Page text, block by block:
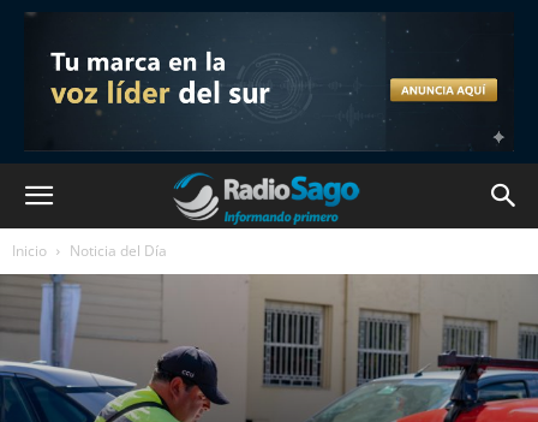
Inicio Noticia del Día